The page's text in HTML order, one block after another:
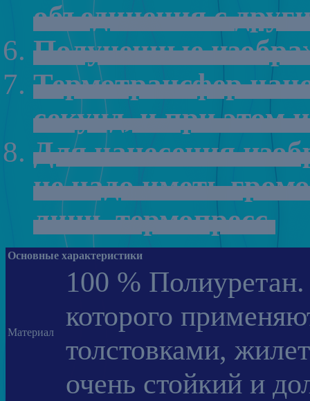
объединения с
Полученные
Термотрансфер
секунд,и при этом
Для нанесения
не надо иметь
лишь термопресс.
Основные характеристики
Материал
100 %
которого
толстовками,
очень стойкий и